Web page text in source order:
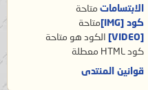
الابتسامات متاحة
كود [IMG]
متاحة
[VIDEO]
الكود هو متاحة
كود HTML
معطلة
قوانين المنتدى